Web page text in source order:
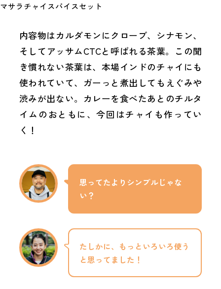
マサラチャイスパイスセット
内容物はカルダモンにクローブ、シナモン、
そしてアッサムCTCと呼ばれる茶葉。この聞
き慣れない茶葉は、本場インドのチャイにも
使われていて、ガーっと煮出してもえぐみや
渋みが出ない。カレーを食べたあとのチルタ
イムのおともに、今回はチャイも作ってい
く！
思ってたよりシンプルじゃな
い？
たしかに、もっといろいろ使う
と思ってました！